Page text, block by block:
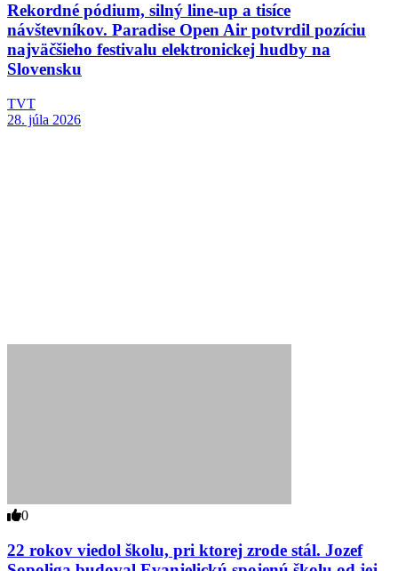
Rekordné pódium, silný line-up a tisíce
návštevníkov. Paradise Open Air potvrdil pozíciu
najväčšieho festivalu elektronickej hudby na
Slovensku
TVT
28. júla 2026
0
22 rokov viedol školu, pri ktorej zrode stál. Jozef